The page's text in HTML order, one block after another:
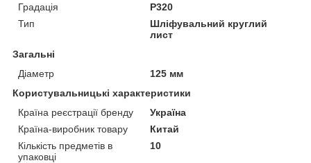
Градація
P320
Тип
Шліфувальний круглий
лист
Загальні
Діаметр
125 мм
Користувальницькі характеристики
Країна реєстрації бренду
Україна
Країна-виробник товару
Китай
Кількість предметів в
упаковці
10